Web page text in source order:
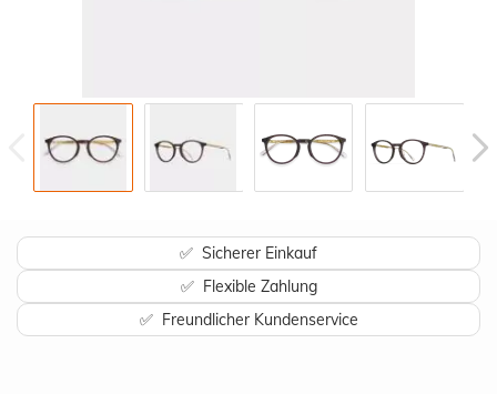
✅ Sicherer Einkauf
✅ Flexible Zahlung
✅ Freundlicher Kundenservice